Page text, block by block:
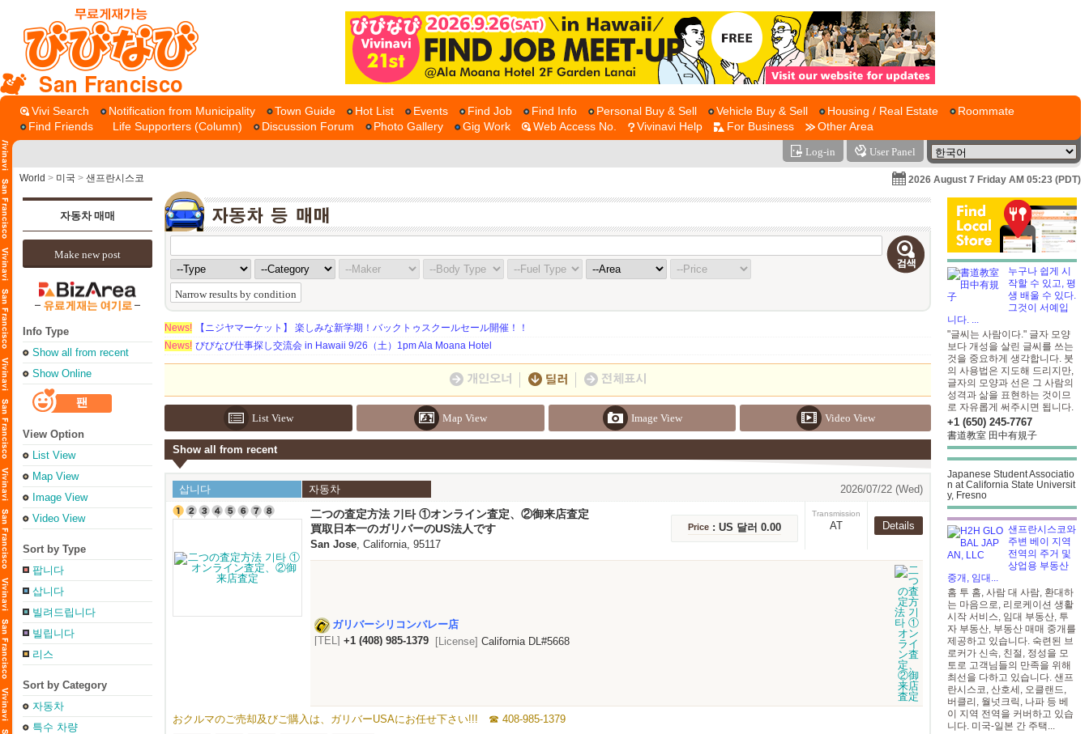
San Francisco
Vivi Search Notification from Municipality Town Guide Hot List Events Find Job Find Info Personal Buy & Sell Vehicle Buy & Sell Housing / Real Estate
Roommate
Find Friends
Life Supporters (Column) Discussion Forum Photo Gallery Gig Work Web Access No. Vivinavi Help For Business Other Area
Log-in User Panel
World > 미국 > 샌프란시스코 2026 August 7 Friday AM 05:23 (PDT)
자동차 매매
Make new post
Info Type
Show all from recent
Show Online
View Option
List View
Map View
Image View
Video View
Sort by Type
팝니다
삽니다
빌려드립니다
빌립니다
리스
Sort by Category
자동차
특수 차량
Narrow results by condition
News!
【ニジヤマーケット】 楽しみな新学期！バックトゥスクールセール開催！！
News! びびなび仕事探し交流会 in Hawaii 9/26（土）1pm Ala Moana Hotel
List View Map View Image View Video View
Show all from recent
삽니다 자동차 2026/07/22 (Wed)
二つの査定方法 기타 ①オンライン査定、②御来店査定
買取日本一のガリバーのUS法人です
San Jose, California, 95117
Price : US 달러 0.00
Transmission
AT Details
ガリバーシリコンバレー店
[TEL] +1 (408) 985-1379 [License] California DL#5668
おクルマのご売却及びご購入は、ガリバーUSAにお任せ下さい!!! ☎ 408-985-1379
누구나 쉽게 시
작할 수 있고, 평
생 배울 수 있다.
그것이 서예입
니다. ...
"글씨는 사람이다." 글자 모양
보다 개성을 살린 글씨를 쓰는
것을 중요하게 생각합니다. 붓
의 사용법은 지도해 드리지만,
글자의 모양과 선은 그 사람의
성격과 삶을 표현하는 것이므
로 자유롭게 써주시면 됩니다.
+1 (650) 245-7767
書道教室 田中有規子
Japanese Student Associatio
n at California State Universit
y, Fresno
샌프란시스코와
주변 베이 지역
전역의 주거 및
상업용 부동산
중개, 임대...
홈 투 홈, 사람 대 사람, 환대하
는 마음으로, 리로케이션 생활
시작 서비스, 임대 부동산, 투
자 부동산, 부동산 매매 중개를
제공하고 있습니다. 숙련된 브
로커가 신속, 친절, 정성을 모
토로 고객님들의 만족을 위해
최선을 다하고 있습니다. 샌프
란시스코, 산호세, 오클랜드,
버클리, 월넛크릭, 나파 등 베
이 지역 전역을 커버하고 있습
니다. 미국-일본 간 주택...